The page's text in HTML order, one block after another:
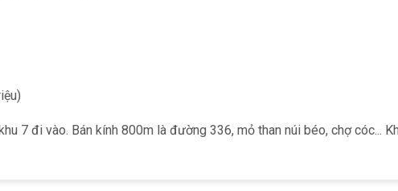
7 đi vào. Bán kính 800m là đường 336, mỏ than núi béo, chợ cóc...